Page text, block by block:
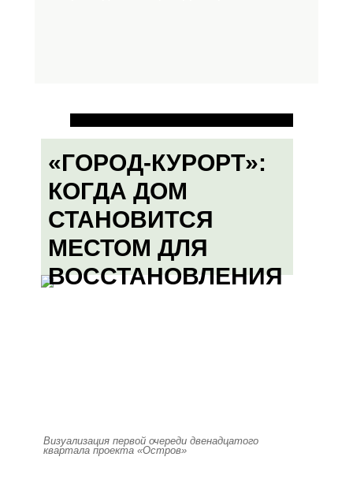
«ГОРОД-КУРОРТ»:
КОГДА ДОМ
СТАНОВИТСЯ
МЕСТОМ ДЛЯ
ВОССТАНОВЛЕНИЯ
Визуализация первой очереди двенадцатого
квартала проекта «Остров»